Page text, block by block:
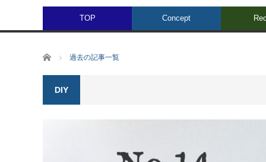
TOP Concept
ホーム 過去の記事一覧
DIY